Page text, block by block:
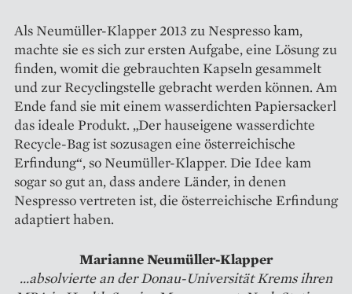
Als Neumüller-Klapper 2013 zu Nespresso kam,
machte sie es sich zur ersten Aufgabe, eine Lösung zu
finden, womit die gebrauchten Kapseln gesammelt
und zur Recyclingstelle gebracht werden können. Am
Ende fand sie mit einem wasserdichten Papiersackerl
das ideale Produkt. „Der hauseigene wasserdichte
Recycle-Bag ist sozusagen eine österreichische
Erfindung“, so Neumüller-Klapper. Die Idee kam
sogar so gut an, dass andere Länder, in denen
Nespresso vertreten ist, die österreichische Erfindung
adaptiert haben.
Marianne Neumüller-Klapper
...absolvierte an der Donau-Universität Krems ihren